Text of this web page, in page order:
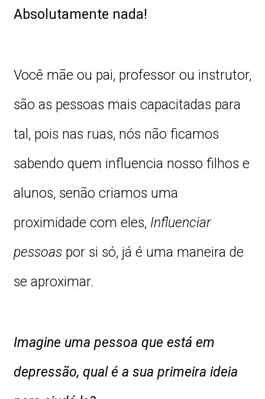
Absolutamente nada!
Você mãe ou pai, professor ou instrutor,
são as pessoas mais capacitadas para
tal, pois nas ruas, nós não ficamos
sabendo quem influencia nosso filhos e
alunos, senão criamos uma
proximidade com eles, Influenciar
pessoas por si só, já é uma maneira de
se aproximar.
Imagine uma pessoa que está em
depressão, qual é a sua primeira ideia